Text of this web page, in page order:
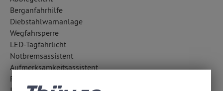
Berganfahrhilfe
Diebstahlwarnanlage
Wegfahrsperre
LED-Tagfahrlicht
Notbremsassistent
Aufmerksamkeitsassistent
Regensensor